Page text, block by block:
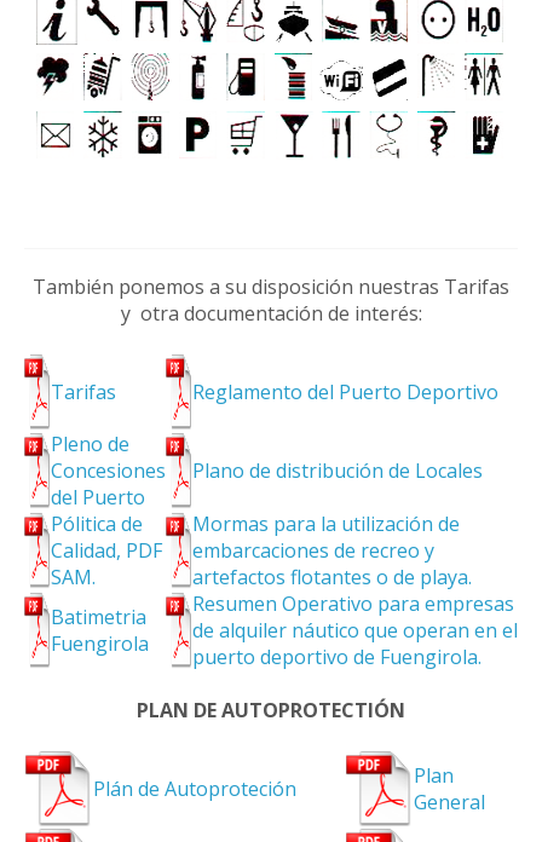
También ponemos a su disposición nuestras Tarifas
y otra documentación de interés:
Tarifas
Reglamento del Puerto Deportivo
Pleno de
Concesiones
del Puerto
Plano de distribución de Locales
Pólitica de
Calidad, PDF
SAM.
Mormas para la utilización de
embarcaciones de recreo y
artefactos flotantes o de playa.
Batimetria
Fuengirola
Resumen Operativo para empresas
de alquiler náutico que operan en el
puerto deportivo de Fuengirola.
PLAN DE AUTOPROTECTIÓN
Plán de Autoproteción
Plan
General